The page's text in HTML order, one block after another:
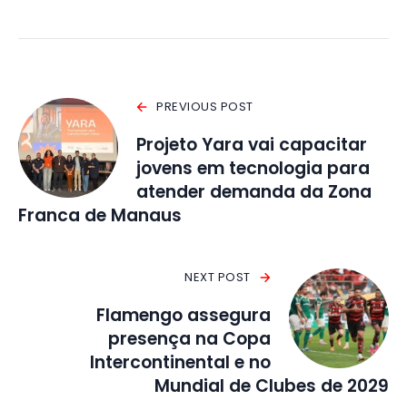
PREVIOUS POST
Projeto Yara vai capacitar
jovens em tecnologia para
atender demanda da Zona
Franca de Manaus
NEXT POST
Flamengo assegura
presença na Copa
Intercontinental e no
Mundial de Clubes de 2029